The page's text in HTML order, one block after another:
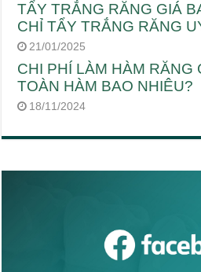
TẨY TRẮNG RĂNG GIÁ
CHỈ TẨY TRẮNG RĂNG
21/01/2025
CHI PHÍ LÀM HÀM RĂNG
TOÀN HÀM BAO NHIÊU?
18/11/2024